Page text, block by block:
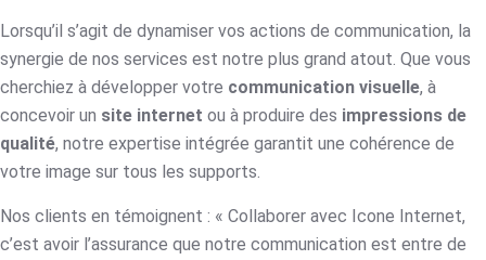
Lorsqu’il s’agit de dynamiser vos actions de communication, la
synergie de nos services est notre plus grand atout. Que vous
cherchiez à développer votre communication visuelle, à
concevoir un site internet ou à produire des impressions de
qualité, notre expertise intégrée garantit une cohérence de
votre image sur tous les supports.
Nos clients en témoignent : « Collaborer avec Icone Internet,
c’est avoir l’assurance que notre communication est entre de